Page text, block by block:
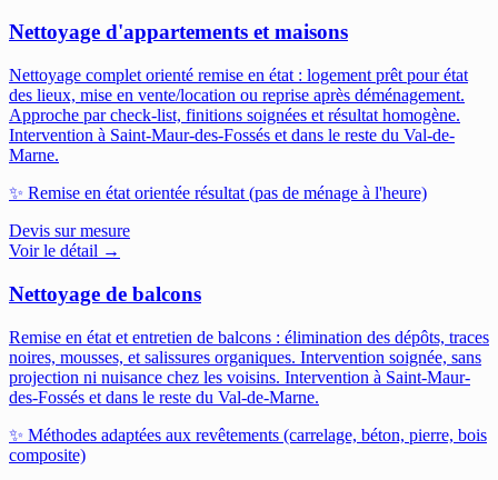
Nettoyage d'appartements et maisons
Nettoyage complet orienté remise en état : logement prêt pour état
des lieux, mise en vente/location ou reprise après déménagement.
Approche par check-list, finitions soignées et résultat homogène.
Intervention à Saint-Maur-des-Fossés et dans le reste du Val-de-
Marne.
✨ Remise en état orientée résultat (pas de ménage à l'heure)
Devis sur mesure
Voir le détail →
Nettoyage de balcons
Remise en état et entretien de balcons : élimination des dépôts, traces
noires, mousses, et salissures organiques. Intervention soignée, sans
projection ni nuisance chez les voisins. Intervention à Saint-Maur-
des-Fossés et dans le reste du Val-de-Marne.
✨ Méthodes adaptées aux revêtements (carrelage, béton, pierre, bois
composite)